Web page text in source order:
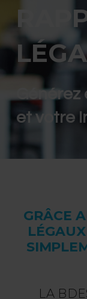
et votre
GRÂCE
LA